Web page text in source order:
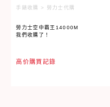
手錶收購 > 勞力士代購
勞力士空中霸王14000M
我們收購了！
高价購買記錄